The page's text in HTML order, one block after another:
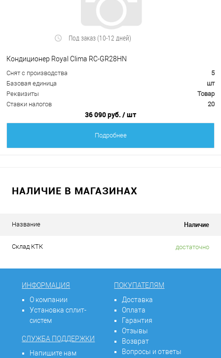
Под заказ (10-12 дней)
Кондиционер Royal Clima RC-GR28HN
Снят с производства
5
Базовая единица
шт
Реквизиты
Товар
Ставки налогов
20
36 090 руб. / шт
Подробнее
НАЛИЧИЕ В МАГАЗИНАХ
Название Наличие
Склад КТК достаточно
ИНФОРМАЦИЯ
О компании
Установка сплит-
систем
СЛУЖБА ПОДДЕРЖКИ
Напишите нам
ПОКУПАТЕЛЯМ
Доставка
Оплата
Гарантия
Отзывы
Возврат
Вопросы и ответы